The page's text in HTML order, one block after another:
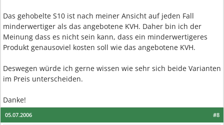
Das gehobelte S10 ist nach meiner Ansicht auf jeden Fall
minderwertiger als das angebotene KVH. Daher bin ich der
Meinung dass es nicht sein kann, dass ein minderwertigeres
Produkt genausoviel kosten soll wie das angebotene KVH.
Deswegen würde ich gerne wissen wie sehr sich beide Varianten
im Preis unterscheiden.
Danke!
#8
05.07.2006